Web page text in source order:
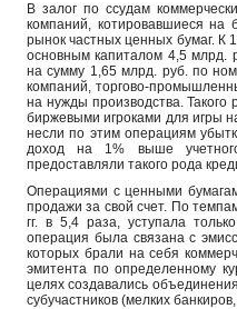
В залог по ссудам
компаний, котировавшиеся
рынок частных ценных бумаг. К
основным капиталом 4,5 млрд.
на сумму 1,65 млрд. руб. по
компаний, торгово-
на нужды производства.
биржевыми игроками для игры
несли по этим операциям
доход на 1% выше
предоставляли такого рода
Операциями с ценными
продажи за свой счет. По
гг. в 5,4 раза, уступала
операция была связана с
которых брали на себя
эмитента по определенному
целях создавались
субучастников (мелких